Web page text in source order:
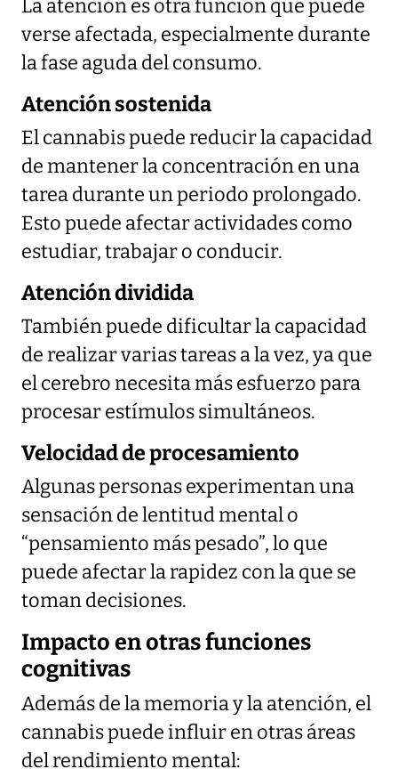
La atención es otra función que puede
verse afectada, especialmente durante
la fase aguda del consumo.
Atención sostenida
El cannabis puede reducir la capacidad
de mantener la concentración en una
tarea durante un periodo prolongado.
Esto puede afectar actividades como
estudiar, trabajar o conducir.
Atención dividida
También puede dificultar la capacidad
de realizar varias tareas a la vez, ya que
el cerebro necesita más esfuerzo para
procesar estímulos simultáneos.
Velocidad de procesamiento
Algunas personas experimentan una
sensación de lentitud mental o
“pensamiento más pesado”, lo que
puede afectar la rapidez con la que se
toman decisiones.
Impacto en otras funciones
cognitivas
Además de la memoria y la atención, el
cannabis puede influir en otras áreas
del rendimiento mental: